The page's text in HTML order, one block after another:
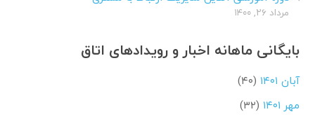
مرداد ۲۶, ۱۴۰۰
بایگانی ماهانه اخبار و رویدادهای اتاق
آبان ۱۴۰۱
(۴۰)
مهر ۱۴۰۱
(۳۲)